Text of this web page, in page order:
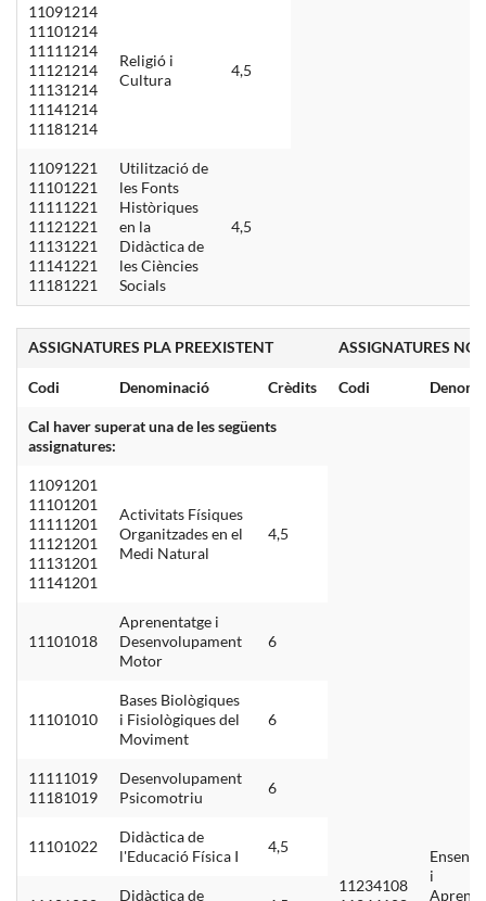
11091214
11101214
11111214
11121214
11131214
11141214
11181214
Religió i
Cultura
4,5
11091221
11101221
11111221
11121221
11131221
11141221
11181221
Utilització de
les Fonts
Històriques
en la
Didàctica de
les Ciències
Socials
4,5
ASSIGNATURES PLA PREEXISTENT ASSIGNATURES
Codi Denominació Crèdits Codi
Cal haver superat una de les següents
assignatures:
11234108
i
11091201
11101201
11111201
11121201
11131201
11141201
Activitats Físiques
Organitzades en el
Medi Natural
4,5
11101018
Aprenentatge i
Desenvolupament
Motor
6
11101010
Bases Biològiques
i Fisiològiques del
Moviment
6
11111019
11181019
Desenvolupament
Psicomotriu
6
11101022
Didàctica de
l'Educació Física I
4,5
Didàctica de